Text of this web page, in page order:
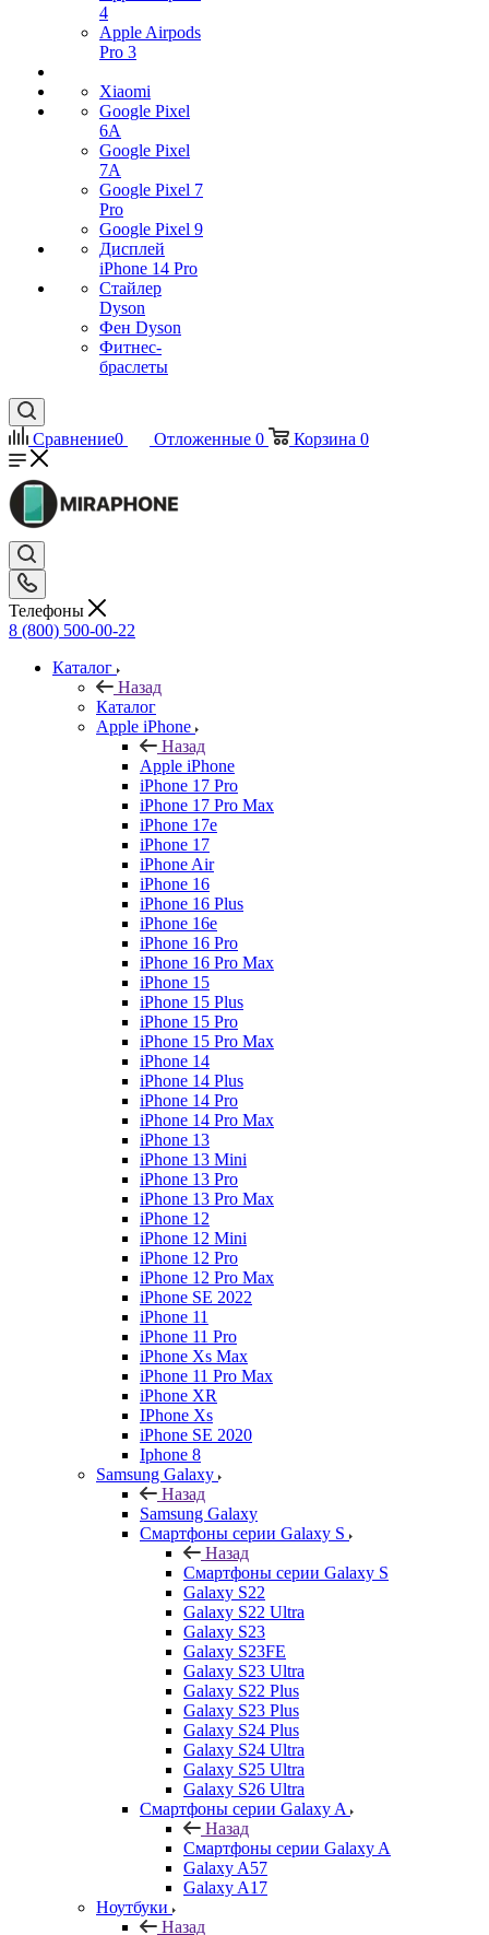
4
Apple Airpods
Pro 3
Xiaomi
Google Pixel
6A
Google Pixel
7А
Google Pixel 7
Pro
Google Pixel 9
Дисплей
iPhone 14 Pro
Стайлер
Dyson
Фен Dyson
Фитнес-
браслеты
Сравнение0 Отложенные 0 Корзина 0
Телефоны
8 (800) 500-00-22
Каталог
Назад
Каталог
Apple iPhone
Назад
Apple iPhone
iPhone 17 Pro
iPhone 17 Pro Max
iPhone 17e
iPhone 17
iPhone Air
iPhone 16
iPhone 16 Plus
iPhone 16e
iPhone 16 Pro
iPhone 16 Pro Max
iPhone 15
iPhone 15 Plus
iPhone 15 Pro
iPhone 15 Pro Max
iPhone 14
iPhone 14 Plus
iPhone 14 Pro
iPhone 14 Pro Max
iPhone 13
iPhone 13 Mini
iPhone 13 Pro
iPhone 13 Pro Max
iPhone 12
iPhone 12 Mini
iPhone 12 Pro
iPhone 12 Pro Max
iPhone SE 2022
iPhone 11
iPhone 11 Pro
iPhone Xs Max
iPhone 11 Pro Max
iPhone XR
IPhone Xs
iPhone SE 2020
Iphone 8
Samsung Galaxy
Назад
Samsung Galaxy
Смартфоны серии Galaxy S
Назад
Смартфоны серии Galaxy S
Galaxy S22
Galaxy S22 Ultra
Galaxy S23
Galaxy S23FE
Galaxy S23 Ultra
Galaxy S22 Plus
Galaxy S23 Plus
Galaxy S24 Plus
Galaxy S24 Ultra
Galaxy S25 Ultra
Galaxy S26 Ultra
Смартфоны серии Galaxy A
Назад
Смартфоны серии Galaxy A
Galaxy A57
Galaxy A17
Ноутбуки
Назад